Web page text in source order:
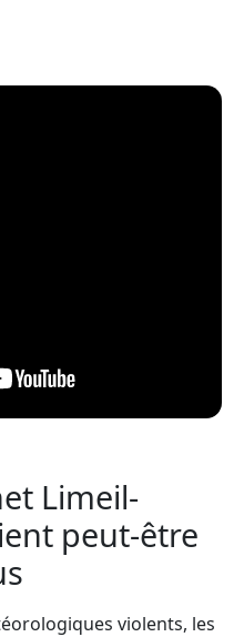
Limeil-
peut-être
violents, les